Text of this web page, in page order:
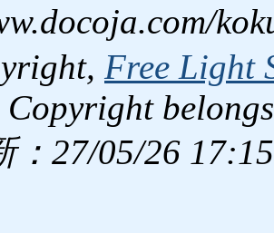
Free Light
：27/05/26 17:15